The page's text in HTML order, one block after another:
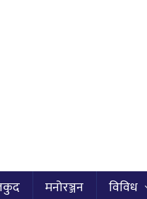
मनोरञ्जन विविध